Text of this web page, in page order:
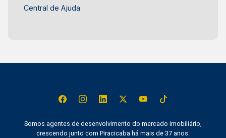
Central de Ajuda
Somos agentes de desenvolvimento do mercado imobiliário,
crescendo junto com Piracicaba há mais de 37 anos.